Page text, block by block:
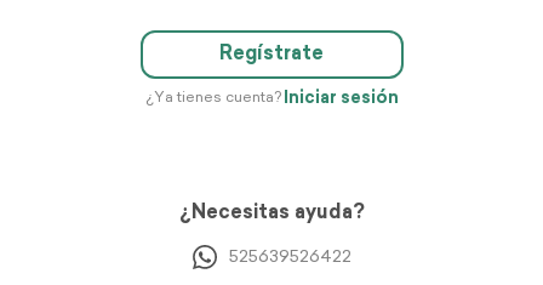
Regístrate
¿Ya tienes cuenta? Iniciar sesión
¿Necesitas ayuda?
525639526422